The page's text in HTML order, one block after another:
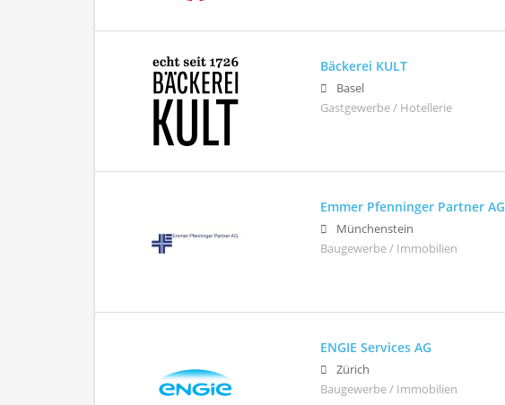
Bäckerei KULT
Basel
Gastgewerbe / Hotellerie
Emmer Pfenninger Partner AG
Münchenstein
Baugewerbe / Immobilien
ENGIE Services AG
Zürich
Baugewerbe / Immobilien